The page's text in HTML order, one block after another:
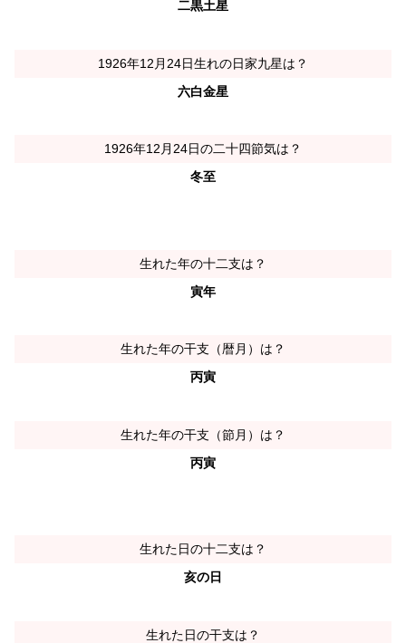
二黒土星
1926年12月24日生れの日家九星は？
六白金星
1926年12月24日の二十四節気は？
冬至
生れた年の十二支は？
寅年
生れた年の干支（暦月）は？
丙寅
生れた年の干支（節月）は？
丙寅
生れた日の十二支は？
亥の日
生れた日の干支は？